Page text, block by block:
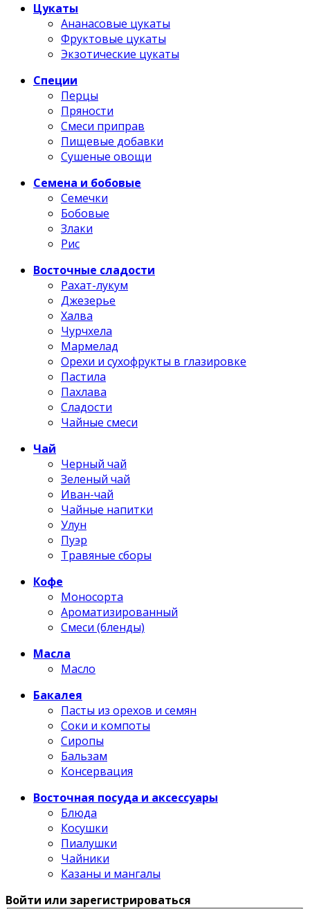
Цукаты
Ананасовые цукаты
Фруктовые цукаты
Экзотические цукаты
Специи
Перцы
Пряности
Смеси приправ
Пищевые добавки
Сушеные овощи
Семена и бобовые
Семечки
Бобовые
Злаки
Рис
Восточные сладости
Рахат-лукум
Джезерье
Халва
Чурчхела
Мармелад
Орехи и сухофрукты в глазировке
Пастила
Пахлава
Сладости
Чайные смеси
Чай
Черный чай
Зеленый чай
Иван-чай
Чайные напитки
Улун
Пуэр
Травяные сборы
Кофе
Моносорта
Ароматизированный
Смеси (бленды)
Масла
Масло
Бакалея
Пасты из орехов и семян
Соки и компоты
Сиропы
Бальзам
Консервация
Восточная посуда и аксессуары
Блюда
Косушки
Пиалушки
Чайники
Казаны и мангалы
Войти или зарегистрироваться